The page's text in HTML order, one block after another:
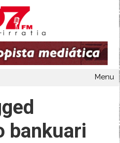
Menu
bankuari